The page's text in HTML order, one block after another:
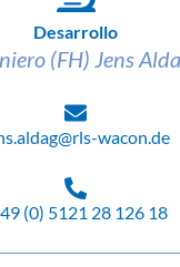
Desarrollo
(FH) Jens
wacon.de
(0) 5121 28 126 18